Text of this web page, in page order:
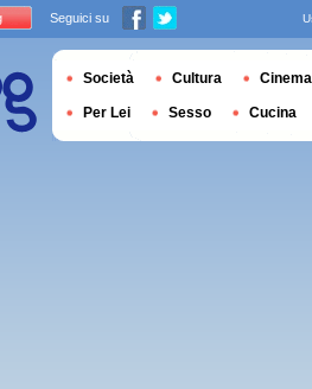
Seguici su
Società Cultura Cinema
Per Lei Sesso Cucina